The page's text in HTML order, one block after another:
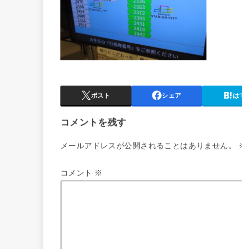
ポスト シェア は
コメントを残す
メールアドレスが公開されることはありません。
コメント ※